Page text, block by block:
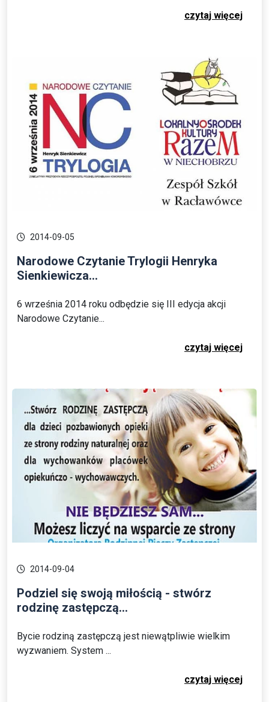
czytaj więcej
2014-09-05
Narodowe Czytanie Trylogii Henryka
Sienkiewicza...
6 września 2014 roku odbędzie się III edycja akcji
Narodowe Czytanie...
czytaj więcej
2014-09-04
Podziel się swoją miłością - stwórz
rodzinę zastępczą...
Bycie rodziną zastępczą jest niewątpliwie wielkim
wyzwaniem. System ...
czytaj więcej